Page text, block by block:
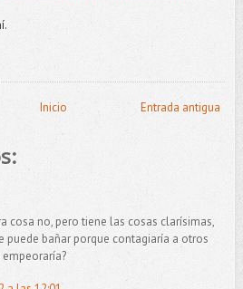
Entrada antigua
Inicio
cosa no, pero tiene las cosas clarísimas,
puede bañar porque contagiaría a otros